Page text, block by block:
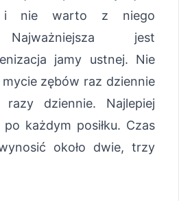
i nie warto z niego
jest
jamy ustnej. Nie
zębów raz dziennie
dziennie. Najlepiej
każdym posiłku. Czas
około dwie, trzy